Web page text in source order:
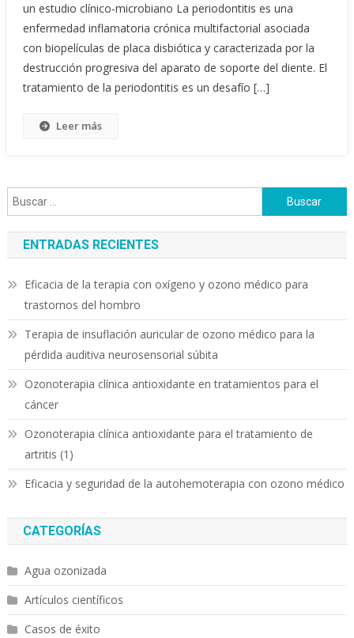
un estudio clínico-microbiano La periodontitis es una
enfermedad inflamatoria crónica multifactorial asociada
con biopelículas de placa disbiótica y caracterizada por la
destrucción progresiva del aparato de soporte del diente. El
tratamiento de la periodontitis es un desafío […]
Leer más
Buscar:
ENTRADAS RECIENTES
Eficacia de la terapia con oxígeno y ozono médico para
trastornos del hombro
Terapia de insuflación auricular de ozono médico para la
pérdida auditiva neurosensorial súbita
Ozonoterapia clínica antioxidante en tratamientos para el
cáncer
Ozonoterapia clínica antioxidante para el tratamiento de
artritis (1)
Eficacia y seguridad de la autohemoterapia con ozono médico
CATEGORÍAS
Agua ozonizada
Artículos científicos
Casos de éxito